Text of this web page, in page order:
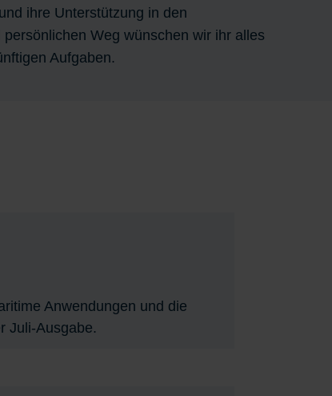
ihre Unterstützung in den
Weg wünschen wir ihr alles
Aufgaben.
Anwendungen und die
Juli-Ausgabe.